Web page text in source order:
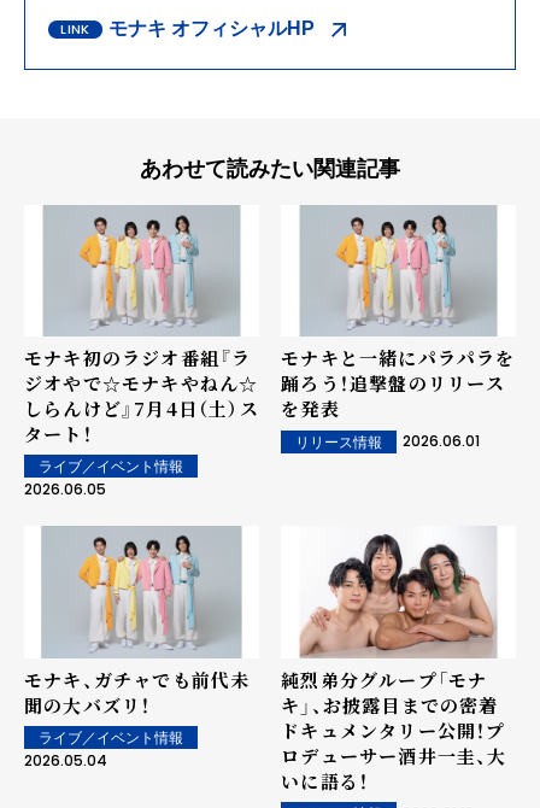
モナキ オフィシャルHP
あわせて読みたい関連記事
モナキ初のラジオ番組『ラ
ジオやで☆モナキやねん☆
しらんけど』7月4日（土）ス
タート！
ライブ／イベント情報
2026.06.05
モナキと一緒にパラパラを
踊ろう！追撃盤のリリース
を発表
リリース情報 2026.06.01
モナキ、ガチャでも前代未
聞の大バズリ！
ライブ／イベント情報
2026.05.04
純烈弟分グループ「モナ
キ」、お披露目までの密着
ドキュメンタリー公開！プ
ロデューサー酒井一圭、大
いに語る！